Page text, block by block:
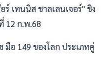
เทนนิส ชาลเลนเจอร์" ชิง
12 ก.พ.68
อ 149 ของโลก ประเภทคู่